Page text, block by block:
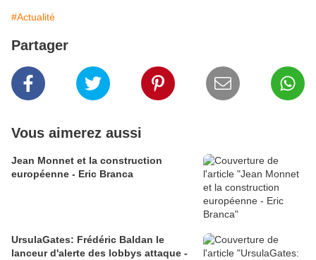
#Actualité
Partager
Vous aimerez aussi
Jean Monnet et la construction
européenne - Eric Branca
UrsulaGates: Frédéric Baldan le
lanceur d'alerte des lobbys attaque -